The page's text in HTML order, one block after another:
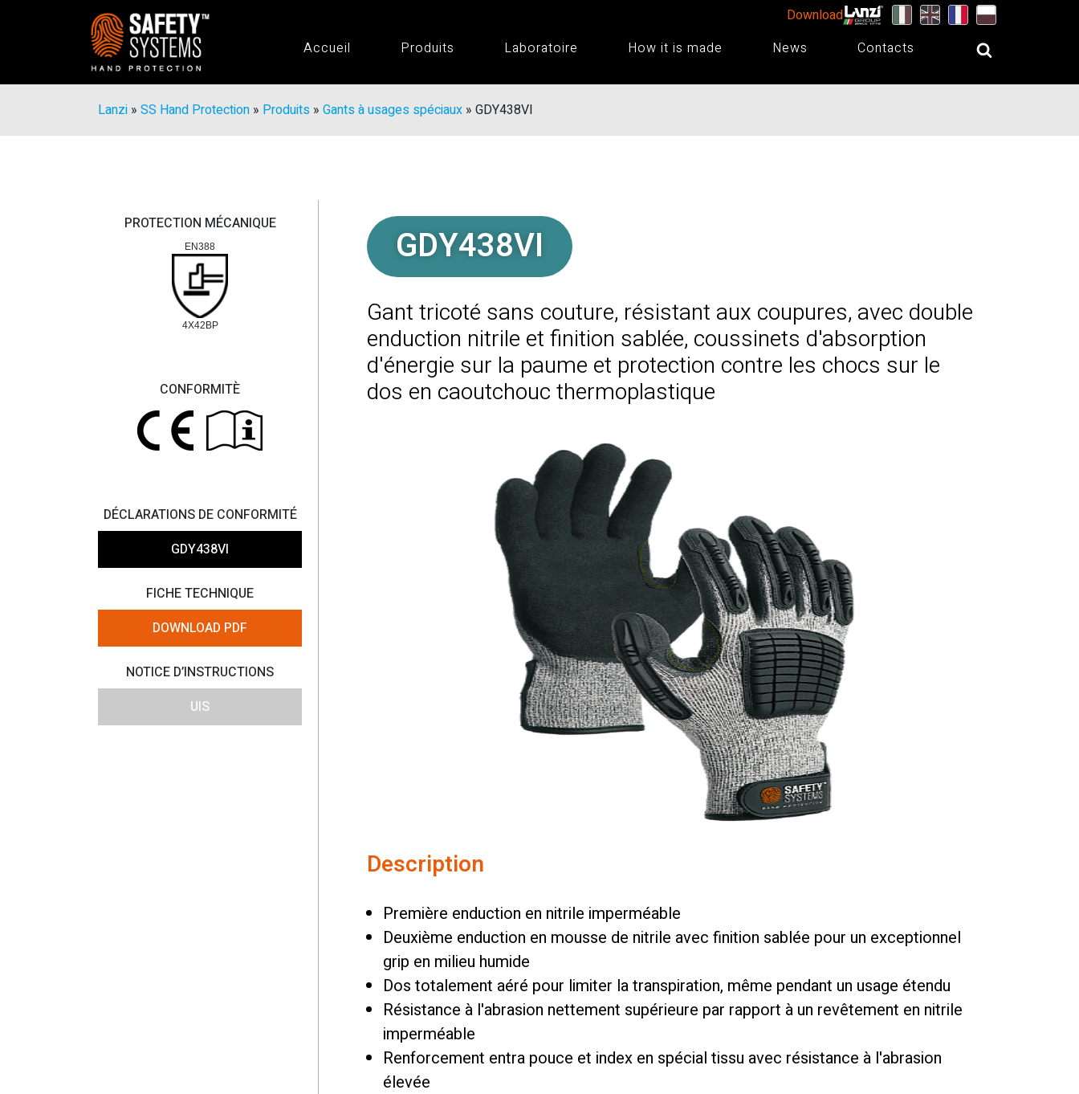
Download
Accueil
Produits Laboratoire How it is made News Contacts
Lanzi » SS Hand Protection » Produits » Gants à usages spéciaux » GDY438VI
PROTECTION MÉCANIQUE
EN388
4X42BP
CONFORMITÈ
DÉCLARATIONS DE CONFORMITÉ
GDY438VI
FICHE TECHNIQUE
DOWNLOAD PDF
NOTICE D’INSTRUCTIONS
UIS
GDY438VI
Gant tricoté sans couture, résistant aux coupures, avec double
enduction nitrile et finition sablée, coussinets d'absorption
d'énergie sur la paume et protection contre les chocs sur le
dos en caoutchouc thermoplastique
Description
Première enduction en nitrile imperméable
Deuxième enduction en mousse de nitrile avec finition sablée pour un exceptionnel
grip en milieu humide
Dos totalement aéré pour limiter la transpiration, même pendant un usage étendu
Résistance à l'abrasion nettement supérieure par rapport à un revêtement en nitrile
imperméable
Renforcement entra pouce et index en spécial tissu avec résistance à l'abrasion
élevée